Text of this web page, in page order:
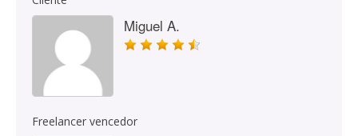
Miguel A.
Freelancer vencedor